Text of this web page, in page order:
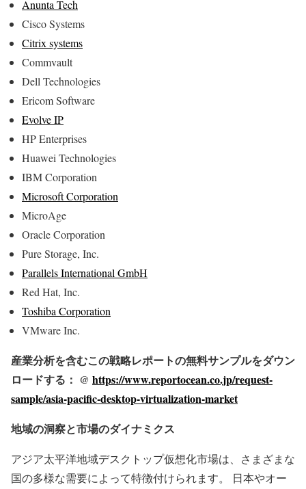
Anunta Tech
Cisco Systems
Citrix systems
Commvault
Dell Technologies
Ericom Software
Evolve IP
HP Enterprises
Huawei Technologies
IBM Corporation
Microsoft Corporation
MicroAge
Oracle Corporation
Pure Storage, Inc.
Parallels International GmbH
Red Hat, Inc.
Toshiba Corporation
VMware Inc.
産業分析を含むこの戦略レポートの無料サンプルをダウン
ロードする： @ https://www.reportocean.co.jp/request-
sample/asia-pacific-desktop-virtualization-market
地域の洞察と市場のダイナミクス
アジア太平洋地域デスクトップ仮想化市場は、さまざまな
国の多様な需要によって特徴付けられます。 日本やオー